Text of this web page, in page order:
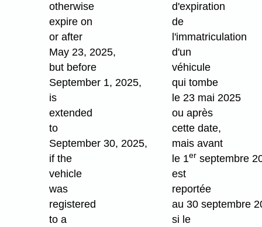
otherwise
expire on
or after
May 23, 2025,
but before
September 1, 2025,
is
extended
to
September 30, 2025,
if the
vehicle
was
registered
to a
d'expiration
de
l'immatriculation
d'un
véhicule
qui tombe
le 23 mai 2025
ou après
cette date,
mais avant
le 1er septembre
est
reportée
au 30 septembre
si le